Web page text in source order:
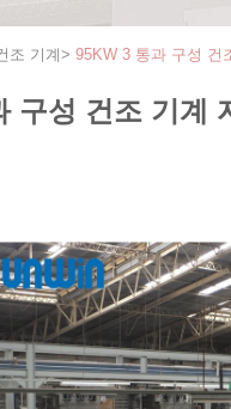
조 기계> 95KW 3 통과 구성 건
구성 건조 기계